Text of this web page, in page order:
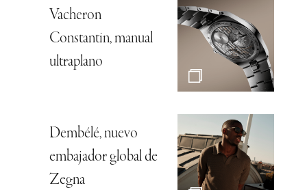
Vacheron
Constantin, manual
ultraplano
Dembélé, nuevo
embajador global de
Zegna